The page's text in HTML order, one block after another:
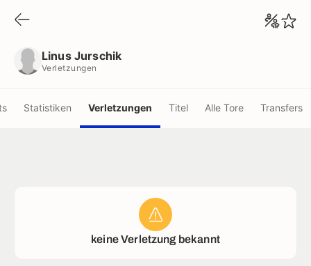
Linus Jurschik
Verletzungen
Statistiken Verletzungen Titel Alle Tore Transfers
keine Verletzung bekannt